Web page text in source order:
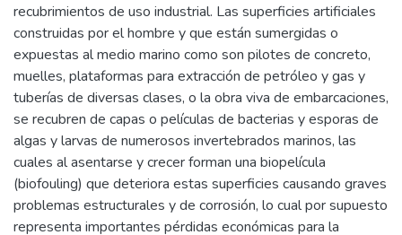
recubrimientos de uso industrial. Las superficies artificiales
construidas por el hombre y que están sumergidas o
expuestas al medio marino como son pilotes de concreto,
muelles, plataformas para extracción de petróleo y gas y
tuberías de diversas clases, o la obra viva de embarcaciones,
se recubren de capas o películas de bacterias y esporas de
algas y larvas de numerosos invertebrados marinos, las
cuales al asentarse y crecer forman una biopelícula
(biofouling) que deteriora estas superficies causando graves
problemas estructurales y de corrosión, lo cual por supuesto
representa importantes pérdidas económicas para la